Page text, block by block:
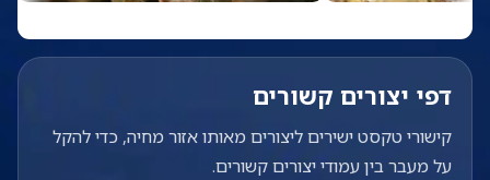
דפי יצורים קשורים
קישורי טקסט ישירים ליצורים מאותו אזור מחיה, כדי להקל
על מעבר בין עמודי יצורים קשורים.